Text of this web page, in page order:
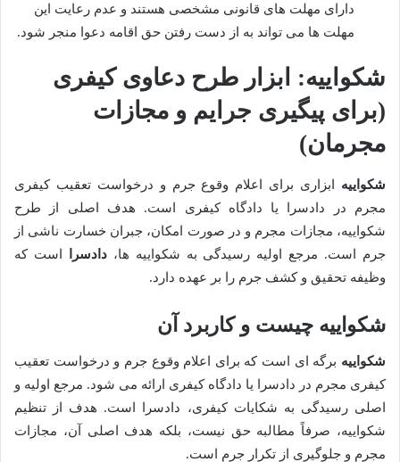
دارای مهلت های قانونی مشخصی هستند و عدم رعایت این
مهلت ها می تواند به از دست رفتن حق اقامه دعوا منجر شود.
شکواییه: ابزار طرح دعاوی کیفری
(برای پیگیری جرایم و مجازات
مجرمان)
شکواییه ابزاری برای اعلام وقوع جرم و درخواست تعقیب کیفری
مجرم در دادسرا یا دادگاه کیفری است. هدف اصلی از طرح
شکواییه، مجازات مجرم و در صورت امکان، جبران خسارت ناشی از
جرم است. مرجع اولیه رسیدگی به شکواییه ها،دادسرا
است که
وظیفه تحقیق و کشف جرم را بر عهده دارد.
شکواییه چیست و کاربرد آن
شکواییه برگه ای است که برای اعلام وقوع جرم و درخواست تعقیب
کیفری مجرم در دادسرا یا دادگاه کیفری ارائه می شود. مرجع اولیه و
اصلی رسیدگی به شکایات کیفری، دادسرا است. هدف از تنظیم
شکواییه، صرفاً مطالبه حق نیست، بلکه هدف اصلی آن، مجازات
مجرم و جلوگیری از تکرار جرم است.